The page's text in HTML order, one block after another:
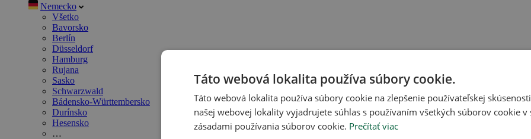
Nemecko
Všetko
Bavorsko
Berlín
Düsseldorf
Hamburg
Rujana
Sasko
Schwarzwald
Bádensko-Württembersko
Durínsko
Hesensko
…
Táto webová lokalita používa súbory cookie.
Táto webová lokalita používa súbory cookie na zlepšenie používateľskej
našej webovej lokality vyjadrujete súhlas s používaním všetkých súborov cookie v
zásadami používania súborov cookie. Prečítať viac